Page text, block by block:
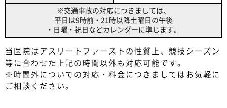
※交通事故の対応につきましては、
平日は9時前・21時以降土曜日の午後
・日曜・祝日などカレンダーに準じます。
当医院はアスリートファーストの性質上、競技シーズン
等に合わせた上記の時間以外も対応可能です。
※時間外についての対応・料金につきましてはお気軽に
ご相談ください。